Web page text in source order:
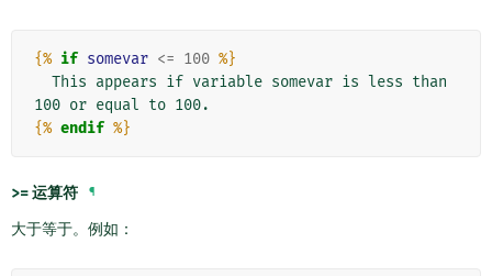
{% if somevar <= 100 %}
{% endif %}
>=运算符 ¶
大于等于。例如：